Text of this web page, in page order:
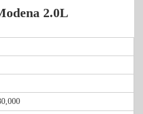
2.0L​